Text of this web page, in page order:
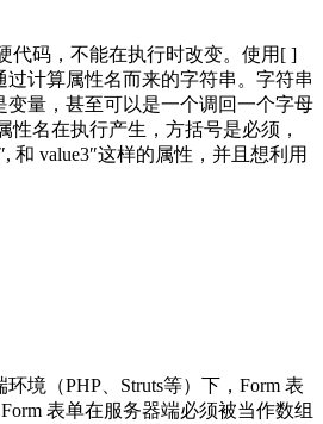
码，不能在执行时改变。使用[ ]
计算属性名而来的字符串。字符串
变量，甚至可以是一个调回一个字母
性名在执行产生，方括号是必须，
和 value3″这样的属性，并且想利用
环境（PHP、Struts等）下，Form 表
表单在服务器端必须被当作数组